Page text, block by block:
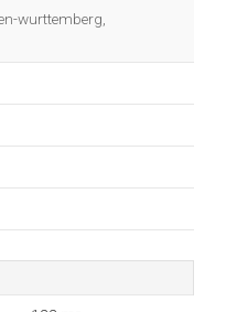
wurttemberg,